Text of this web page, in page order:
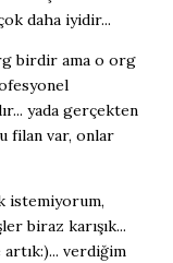
daha iyidir...
birdir ama o org
yada gerçekten
filan var, onlar
istemiyorum,
biraz karışık...
artık:)... verdiğim